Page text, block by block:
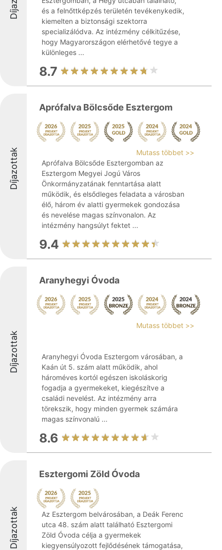
és a felnőttképzés területén tevékenykedik,
kiemelten a biztonsági szektorra
specializálódva. Az intézmény célkitűzése,
hogy Magyarországon elérhetővé tegye a
különleges ...
8.7
Díjazottak
Aprófalva Bölcsőde Esztergom
Mutass többet >>
Aprófalva Bölcsőde Esztergomban az
Esztergom Megyei Jogú Város
Önkormányzatának fenntartása alatt
működik, és elsődleges feladata a városban
élő, három év alatti gyermekek gondozása
és nevelése magas színvonalon. Az
intézmény hangsúlyt fektet ...
9.4
Díjazottak
Aranyhegyi Óvoda
Mutass többet >>
Aranyhegyi Óvoda Esztergom városában, a
Kaán út 5. szám alatt működik, ahol
hároméves kortól egészen iskoláskorig
fogadja a gyermekeket, kiegészítve a
családi nevelést. Az intézmény arra
törekszik, hogy minden gyermek számára
magas színvonalú ...
8.6
Díjazottak
Esztergomi Zöld Óvoda
Az Esztergom belvárosában, a Deák Ferenc
utca 48. szám alatt található Esztergomi
Zöld Óvoda célja a gyermekek
kiegyensúlyozott fejlődésének támogatása,